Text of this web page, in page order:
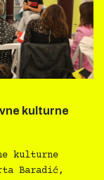
kulturne
kulturne
Baradić,